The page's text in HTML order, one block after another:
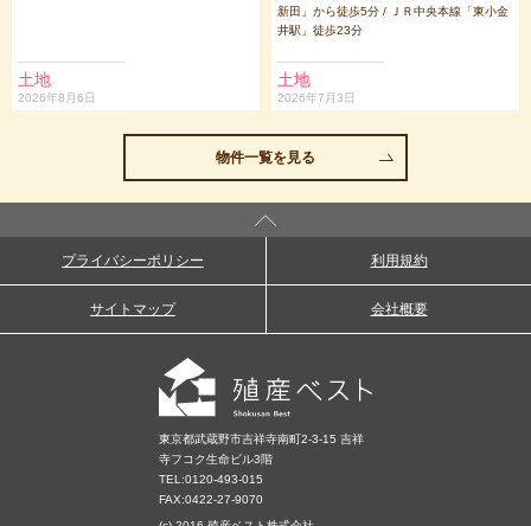
土地
2026年8月6日
新田」から徒歩5分 / ＪＲ中央本線「東小金
井駅」徒歩23分
土地
2026年7月3日
物件一覧を見る
プライバシーポリシー 利用規約
サイトマップ 会社概要
東京都武蔵野市吉祥寺南町2-3-15 吉祥
寺フコク生命ビル3階
TEL:0120-493-015
FAX:0422-27-9070